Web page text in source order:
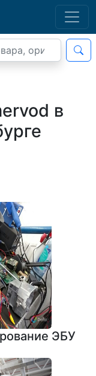
в
ЭБУ